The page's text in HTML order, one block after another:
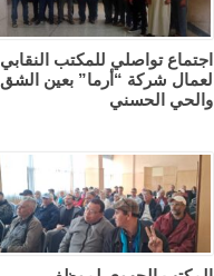
اجتماع تواصلي للمكتب النقابي
لعمال شركة “أرما” بعين الشق
والحي الحسني